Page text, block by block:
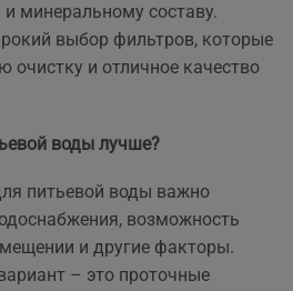
и минеральному составу.
выбор фильтров, которые
очистку и отличное качество
воды лучше?
питьевой воды важно
возможность
и другие факторы.
– это проточные